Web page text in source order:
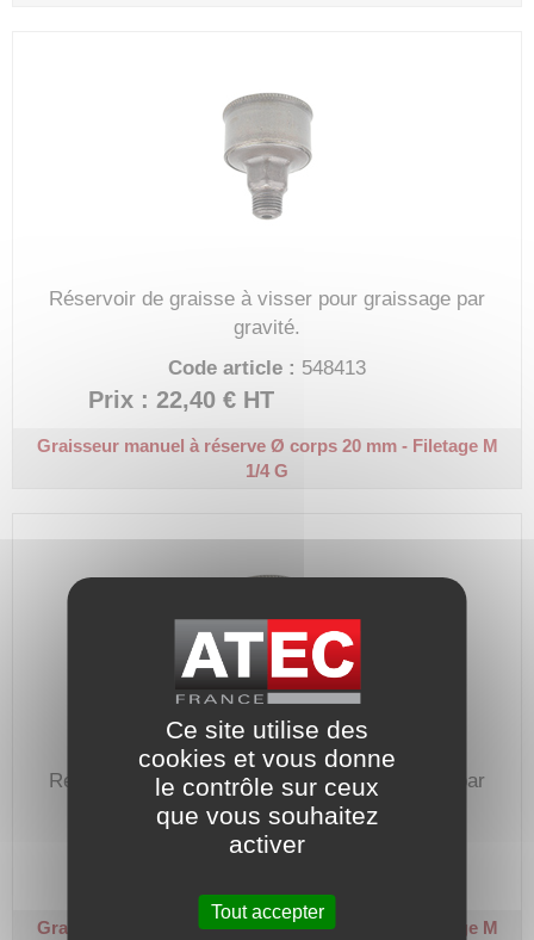
Réservoir de graisse à visser pour graissage par
gravité.
Code article : 548413
Prix : 22,40 € HT
Graisseur manuel à réserve Ø corps 20 mm - Filetage M
1/4 G
Réservoir de graisse à visser pour graissage par
gravité.
Code article :548421
Graisseur manuel à réserveØ corps 30 mm - Filetage M
Ce site utilise des
cookies et vous donne
le contrôle sur ceux
que vous souhaitez
activer
Tout accepter